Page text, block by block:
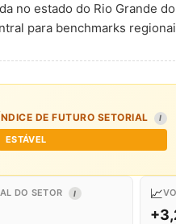
no estado do Rio Grande
para benchmarks
DE FUTURO SETORIAL I
ESTÁVEL
DO SETOR I 📈